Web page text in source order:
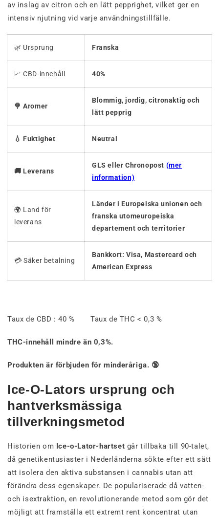
av inslag av citron och en lätt pepprighet, vilket ger en
intensiv njutning vid varje användningstillfälle.
🌿 Ursprung Franska
📈 CBD-innehåll 40%
🍭 Aromer
Blommig, jordig, citronaktig och
lätt pepprig
💧 Fuktighet Neutral
🚚 Leverans
GLS eller Chronopost (mer
information)
🌍 Land för
leverans
Länder i Europeiska unionen och
franska utomeuropeiska
departement och territorier
💳 Säker betalning
Bankkort: Visa, Mastercard och
American Express
Taux de CBD : 40 % Taux de THC < 0,3 %
THC-innehåll mindre än 0,3%.
Produkten är förbjuden för minderåriga. 🔞
Ice-O-Lators ursprung och
hantverksmässiga
tillverkningsmetod
Historien om Ice-o-Lator-hartset går tillbaka till 90-talet,
då genetikentusiaster i Nederländerna sökte efter ett sätt
att isolera den aktiva substansen i cannabis utan att
förändra dess egenskaper. De populariserade då vatten-
och isextraktion, en revolutionerande metod som gör det
möjligt att framställa ett extremt rent koncentrat utan